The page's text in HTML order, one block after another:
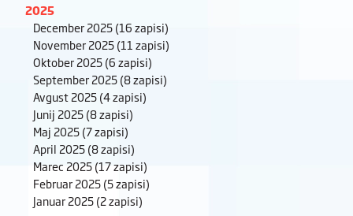
2025
December 2025(16 zapisi)
November 2025(11 zapisi)
Oktober 2025(6 zapisi)
September 2025(8 zapisi)
Avgust 2025(4 zapisi)
Junij 2025(8 zapisi)
Maj 2025(7 zapisi)
April 2025(8 zapisi)
Marec 2025(17 zapisi)
Februar 2025(5 zapisi)
Januar 2025(2 zapisi)